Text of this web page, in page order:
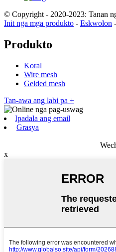
© Copyright - 2020-2023: Tanan
Init nga mga produkto - Eskwolon -
Produkto
Koral
Wire mesh
Gelded mesh
Tan-awa ang labi pa +
Ipadala ang email
Grasya
x